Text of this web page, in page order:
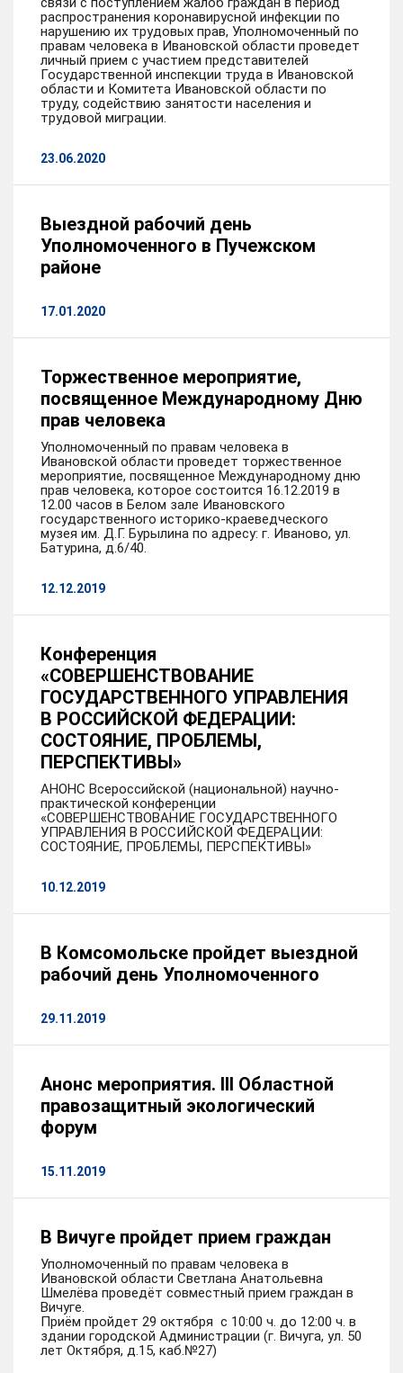
распространения коронавирусной инфекции по
нарушению их трудовых прав, Уполномоченный по
правам человека в Ивановской области проведет
личный прием с участием представителей
Государственной инспекции труда в Ивановской
области и Комитета Ивановской области по
труду, содействию занятости населения и
трудовой миграции.
23.06.2020
Выездной рабочий день
Уполномоченного в Пучежском
районе
17.01.2020
Торжественное мероприятие,
посвященное Международному Дню
прав человека
Уполномоченный по правам человека в
Ивановской области проведет торжественное
мероприятие, посвященное Международному дню
прав человека, которое состоится 16.12.2019 в
12.00 часов в Белом зале Ивановского
государственного историко-краеведческого
музея им. Д.Г. Бурылина по адресу: г. Иваново, ул.
Батурина, д.6/40.
12.12.2019
Конференция
«СОВЕРШЕНСТВОВАНИЕ
ГОСУДАРСТВЕННОГО УПРАВЛЕНИЯ
В РОССИЙСКОЙ ФЕДЕРАЦИИ:
СОСТОЯНИЕ, ПРОБЛЕМЫ,
ПЕРСПЕКТИВЫ»
АНОНС Всероссийской (национальной) научно-
практической конференции
«СОВЕРШЕНСТВОВАНИЕ ГОСУДАРСТВЕННОГО
УПРАВЛЕНИЯ В РОССИЙСКОЙ ФЕДЕРАЦИИ:
СОСТОЯНИЕ, ПРОБЛЕМЫ, ПЕРСПЕКТИВЫ»
10.12.2019
В Комсомольске пройдет выездной
рабочий день Уполномоченного
29.11.2019
Анонс мероприятия. III Областной
правозащитный экологический
форум
15.11.2019
В Вичуге пройдет прием граждан
Уполномоченный по правам человека в
Ивановской области Светлана Анатольевна
Шмелёва проведёт совместный прием граждан в
Вичуге.
Приём пройдет 29 октября с 10:00 ч. до 12:00 ч. в
здании городской Администрации (г. Вичуга, ул. 50
лет Октября, д.15, каб.№27)